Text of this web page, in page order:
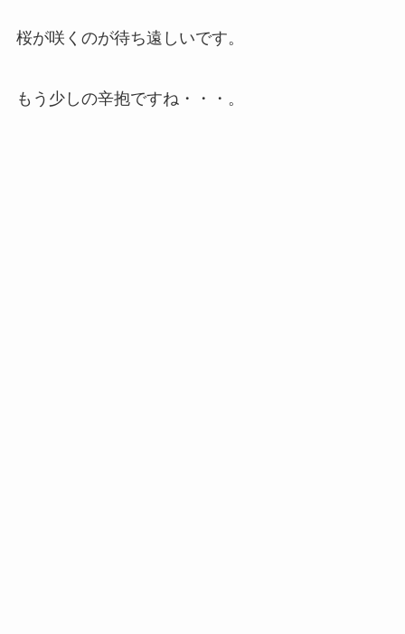
桜が咲くのが待ち遠しいです。
もう少しの辛抱ですね・・・。